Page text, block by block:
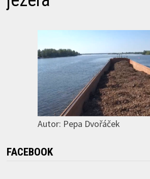
Autor: Pepa Dvořáček
FACEBOOK